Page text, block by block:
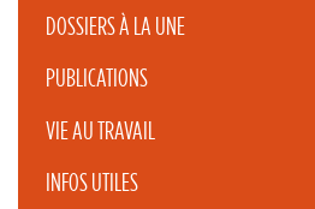
DOSSIERS À LA UNE
PUBLICATIONS
VIE AU TRAVAIL
INFOS UTILES